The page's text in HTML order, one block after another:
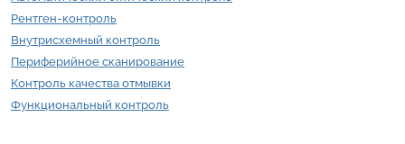
Рентген-контроль
Внутрисхемный контроль
Периферийное сканирование
Контроль качества отмывки
Функциональный контроль